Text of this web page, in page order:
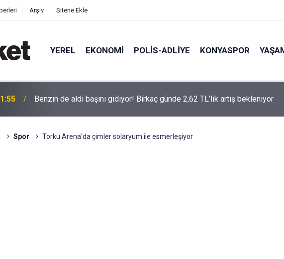
Arşiv Sitene Ekle
YEREL EKONOMI POLİS-ADLİYE KONYASPOR
Cizan'daki Aramco tesisinde yangın paniği! Husiler saldırıyı duyurdu
Spor Torku Arena'da çimler solaryum ile esmerleşiyor